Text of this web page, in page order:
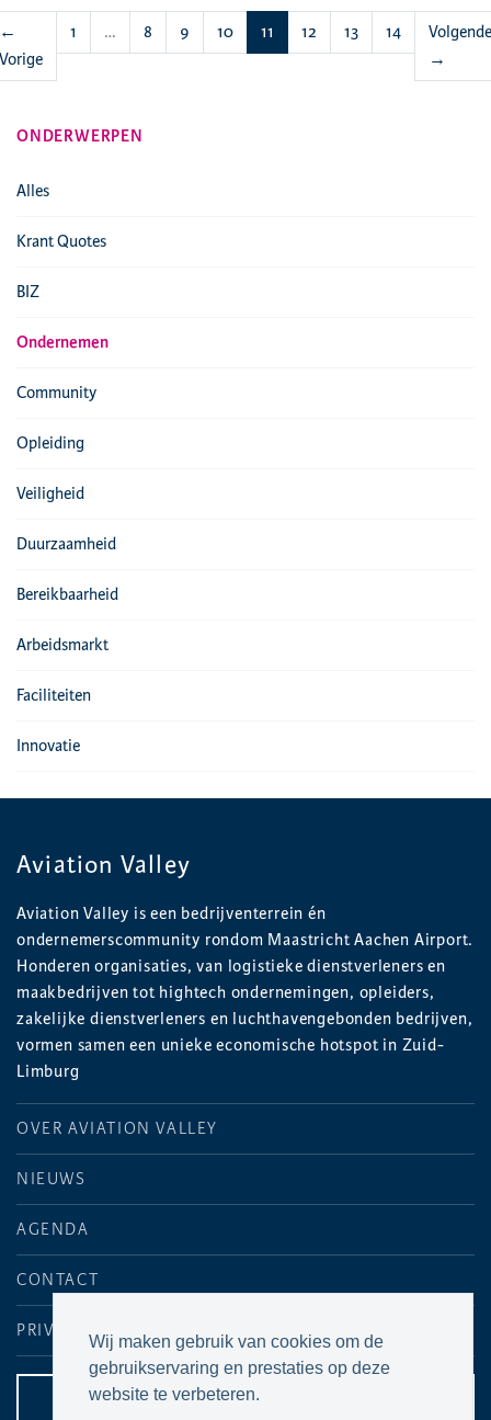
Wij maken gebruik van cookies om de
gebruikservaring en prestaties op deze
website te verbeteren.
←
Vorige
1 … 8 9 10 11 (huidige)
12 13 14
Volgende
→
ONDERWERPEN
Alles
Krant Quotes
BIZ
Ondernemen
Community
Opleiding
Veiligheid
Duurzaamheid
Bereikbaarheid
Arbeidsmarkt
Faciliteiten
Innovatie
Aviation Valley
Aviation Valley is een bedrijventerrein én
ondernemerscommunity rondom Maastricht Aachen Airport.
Honderen organisaties, van logistieke dienstverleners en
maakbedrijven tot hightech ondernemingen, opleiders,
zakelijke dienstverleners en luchthavengebonden bedrijven,
vormen samen een unieke economische hotspot in Zuid-
Limburg
OVER AVIATION VALLEY
NIEUWS
AGENDA
CONTACT
PRIVACYVERKLARING
CONTACTPAGINA